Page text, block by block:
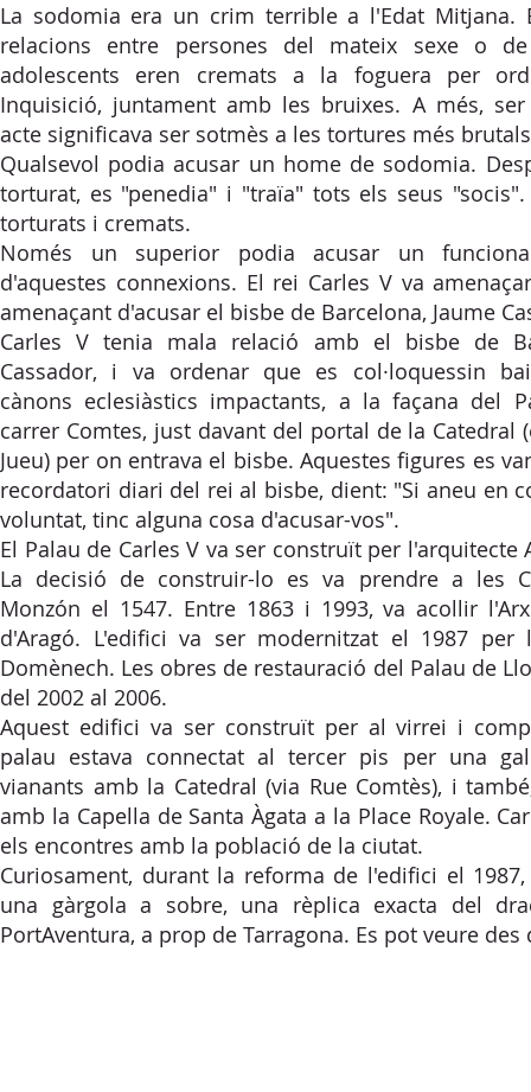
La sodomia era un crim terrible a l'Edat Mitjana.
relacions entre persones del mateix sexe o
adolescents eren cremats a la foguera per
Inquisició, juntament amb les bruixes. A més, ser
acte significava ser sotmès a les tortures més
Qualsevol podia acusar un home de sodomia.
torturat, es "penedia" i "traïa" tots els seus
torturats i cremats.
Només un superior podia acusar un
d'aquestes connexions. El rei Carles V va
amenaçant d'acusar el bisbe de Barcelona, Jaume
Carles V tenia mala relació amb el bisbe de
Cassador, i va ordenar que es col·loquessin
cànons eclesiàstics impactants, a la façana del
carrer Comtes, just davant del portal de la Catedral
Jueu) per on entrava el bisbe. Aquestes figures es
recordatori diari del rei al bisbe, dient: "Si aneu en
voluntat, tinc alguna cosa d'acusar-vos".
El Palau de Carles V va ser construït per l'arquitecte
La decisió de construir-lo es va prendre a les
Monzón el 1547. Entre 1863 i 1993, va acollir
d'Aragó. L'edifici va ser modernitzat el 1987 per
Domènech. Les obres de restauració del Palau de
del 2002 al 2006.
Aquest edifici va ser construït per al virrei i
palau estava connectat al tercer pis per una
vianants amb la Catedral (via Rue Comtès), i
amb la Capella de Santa Àgata a la Place Royale.
els encontres amb la població de la ciutat.
Curiosament, durant la reforma de l'edifici el
una gàrgola a sobre, una rèplica exacta del
PortAventura, a prop de Tarragona. Es pot veure des